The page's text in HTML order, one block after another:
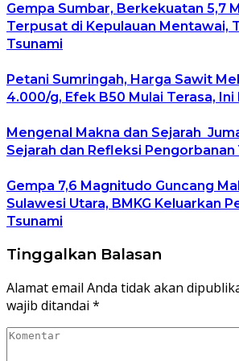
Gempa Sumbar, Berkekuatan 5,7
Terpusat di Kepulauan Mentawai,
Tsunami
Petani Sumringah, Harga Sawit
4.000/g, Efek B50 Mulai Terasa,
Mengenal Makna dan Sejarah
Sejarah dan Refleksi Pengorbanan
Gempa 7,6 Magnitudo Guncang
Sulawesi Utara, BMKG Keluarkan
Tsunami
Tinggalkan Balasan
Alamat email Anda tidak akan
wajib ditandai *